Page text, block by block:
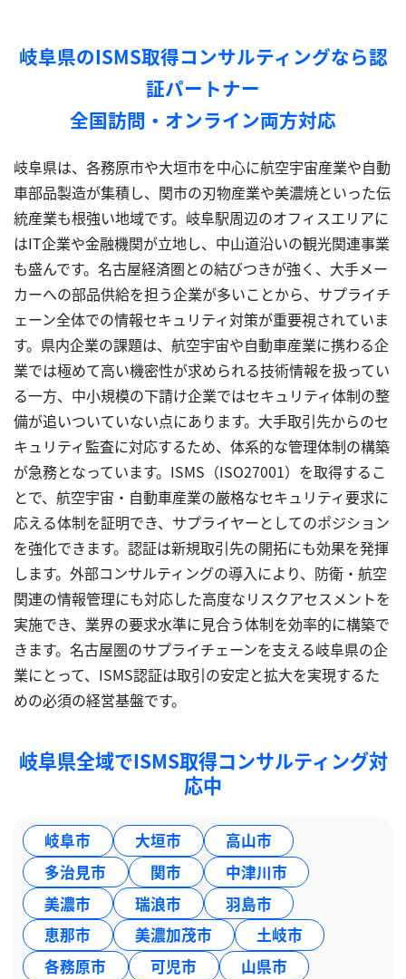
岐阜県のISMS取得コンサルティングなら認
証パートナー
全国訪問・オンライン両方対応
岐阜県は、各務原市や大垣市を中心に航空宇宙産業や自動
車部品製造が集積し、関市の刃物産業や美濃焼といった伝
統産業も根強い地域です。岐阜駅周辺のオフィスエリアに
はIT企業や金融機関が立地し、中山道沿いの観光関連事業
も盛んです。名古屋経済圏との結びつきが強く、大手メー
カーへの部品供給を担う企業が多いことから、サプライチ
ェーン全体での情報セキュリティ対策が重要視されていま
す。県内企業の課題は、航空宇宙や自動車産業に携わる企
業では極めて高い機密性が求められる技術情報を扱ってい
る一方、中小規模の下請け企業ではセキュリティ体制の整
備が追いついていない点にあります。大手取引先からのセ
キュリティ監査に対応するため、体系的な管理体制の構築
が急務となっています。ISMS（ISO27001）を取得するこ
とで、航空宇宙・自動車産業の厳格なセキュリティ要求に
応える体制を証明でき、サプライヤーとしてのポジション
を強化できます。認証は新規取引先の開拓にも効果を発揮
します。外部コンサルティングの導入により、防衛・航空
関連の情報管理にも対応した高度なリスクアセスメントを
実施でき、業界の要求水準に見合う体制を効率的に構築で
きます。名古屋圏のサプライチェーンを支える岐阜県の企
業にとって、ISMS認証は取引の安定と拡大を実現するた
めの必須の経営基盤です。
岐阜県全域でISMS取得コンサルティング対
応中
岐阜市 大垣市
高山市
多治見市
関市
中津川市
美濃市
瑞浪市
羽島市
恵那市
美濃加茂市
土岐市
各務原市
可児市
山県市